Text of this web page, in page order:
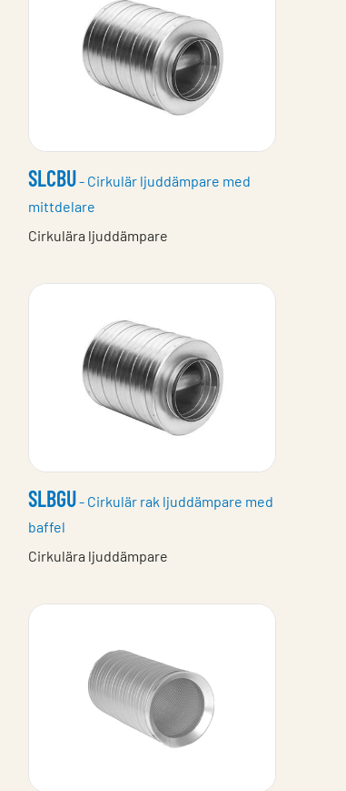
SLCBU- Cirkulär ljuddämpare med
mittdelare
Cirkulära ljuddämpare
SLBGU- Cirkulär rak ljuddämpare med
baffel
Cirkulära ljuddämpare